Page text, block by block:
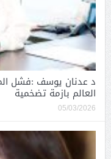
د عدنان يوسف :فشل
العالم بازمة تضخمية
05/03/2026